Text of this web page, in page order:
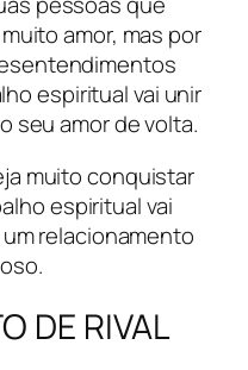
amor, mas por
espiritual vai unir
seu amor de volta.
muito conquistar
espiritual vai
relacionamento
DE RIVAL